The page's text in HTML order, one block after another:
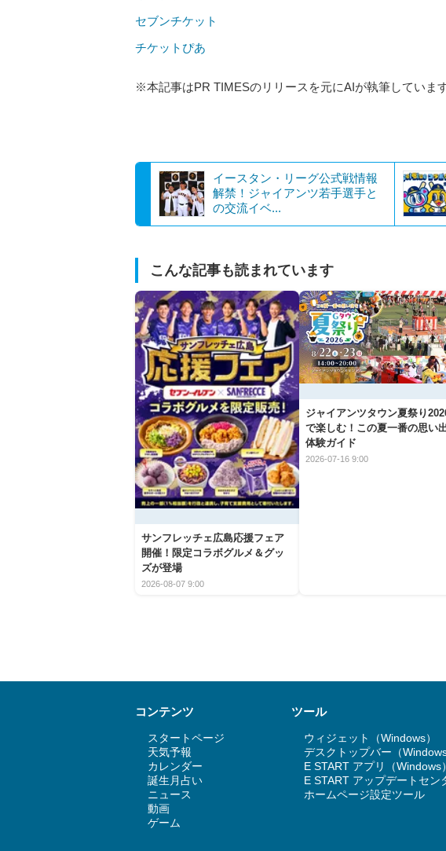
セブンチケット
チケットぴあ
※本記事はPR TIMESのリリースを元にAIが執筆しています
イースタン・リーグ公式戦情報
解禁！ジャイアンツ若手選手と
の交流イベ...
こんな記事も読まれています
サンフレッチェ広島応援フェア
開催！限定コラボグルメ＆グッ
ズが登場
2026-08-07 9:00
ジャイアンツタウン夏祭り
で楽しむ！この夏一番の思い
体験ガイド
2026-07-16 9:00
コンテンツ
スタートページ
天気予報
カレンダー
誕生月占い
ニュース
動画
ゲーム
ツール
ウィジェット（Windows）
デスクトップバー（Windows
E START アプリ（Windows）
E START アップデートセン
ホームページ設定ツール